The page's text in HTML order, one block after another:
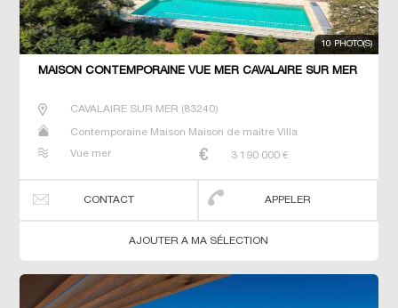
10 PHOTO(S)
MAISON CONTEMPORAINE VUE MER CAVALAIRE SUR MER
CAVALAIRE SUR MER (83240)
Contemporaine Maison Maison de maitre Villa
Vue mer 3 190 000 €
CONTACT APPELER
AJOUTER A MA SÉLECTION